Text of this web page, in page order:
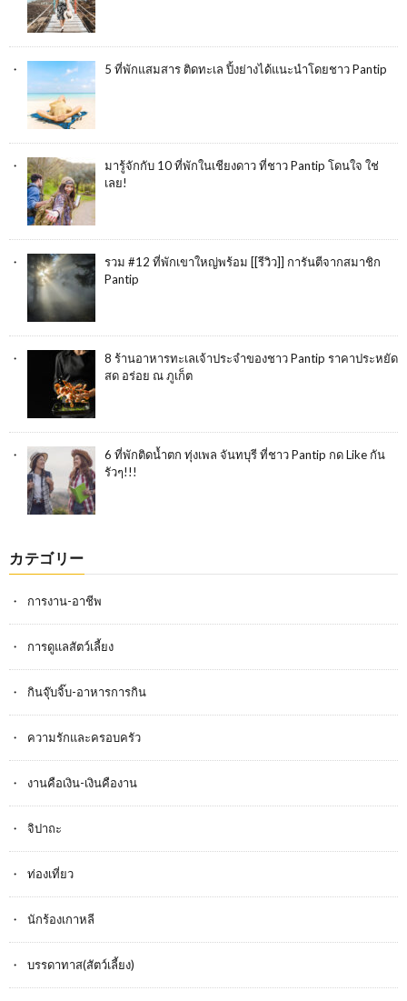
5 ที่พักแสมสาร ติดทะเล ปิ้งย่างได้แนะนำโดยชาว Pantip
มารู้จักกับ 10 ที่พักในเชียงดาว ที่ชาว Pantip โดนใจ ใช่
เลย!
รวม #12 ที่พักเขาใหญ่พร้อม [[รีวิว]] การันตีจากสมาชิก
Pantip
8 ร้านอาหารทะเลเจ้าประจำของชาว Pantip ราคาประหยัด
สด อร่อย ณ ภูเก็ต
6 ที่พักติดน้ำตก ทุ่งเพล จันทบุรี ที่ชาว Pantip กด Like กัน
รัวๆ!!!
カテゴリー
การงาน-อาชีพ
การดูแลสัตว์เลี้ยง
กินจุ๊บจิ๊บ-อาหารการกิน
ความรักและครอบครัว
งานคือเงิน-เงินคืองาน
จิปาถะ
ท่องเที่ยว
นักร้องเกาหลี
บรรดาทาส(สัตว์เลี้ยง)